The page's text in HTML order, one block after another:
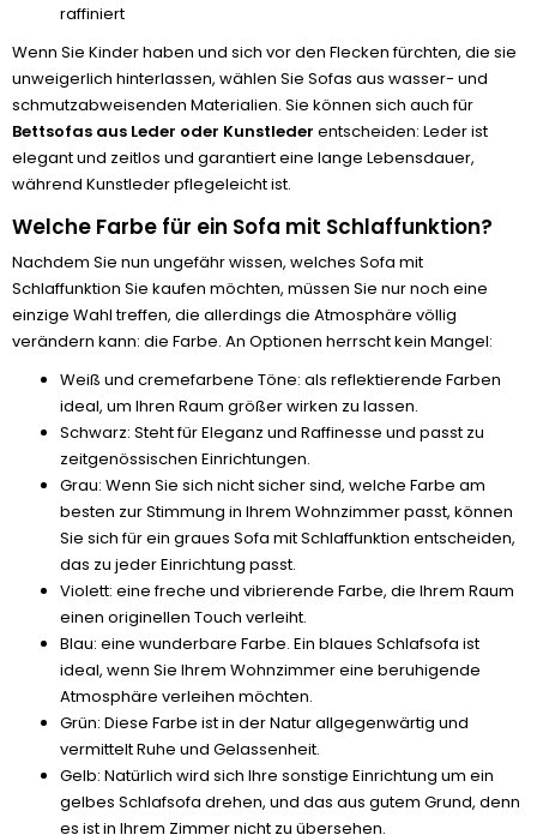
raffiniert
Wenn Sie Kinder haben und sich vor den Flecken fürchten, die sie
unweigerlich hinterlassen, wählen Sie Sofas aus wasser- und
schmutzabweisenden Materialien. Sie können sich auch für
Bettsofas aus Leder oder Kunstleder entscheiden: Leder ist
elegant und zeitlos und garantiert eine lange Lebensdauer,
während Kunstleder pflegeleicht ist.
Welche Farbe für ein Sofa mit Schlaffunktion?
Nachdem Sie nun ungefähr wissen, welches Sofa mit
Schlaffunktion Sie kaufen möchten, müssen Sie nur noch eine
einzige Wahl treffen, die allerdings die Atmosphäre völlig
verändern kann: die Farbe. An Optionen herrscht kein Mangel:
Weiß und cremefarbene Töne: als reflektierende Farben
ideal, um Ihren Raum größer wirken zu lassen.
Schwarz: Steht für Eleganz und Raffinesse und passt zu
zeitgenössischen Einrichtungen.
Grau: Wenn Sie sich nicht sicher sind, welche Farbe am
besten zur Stimmung in Ihrem Wohnzimmer passt, können
Sie sich für ein graues Sofa mit Schlaffunktion entscheiden,
das zu jeder Einrichtung passt.
Violett: eine freche und vibrierende Farbe, die Ihrem Raum
einen originellen Touch verleiht.
Blau: eine wunderbare Farbe. Ein blaues Schlafsofa ist
ideal, wenn Sie Ihrem Wohnzimmer eine beruhigende
Atmosphäre verleihen möchten.
Grün: Diese Farbe ist in der Natur allgegenwärtig und
vermittelt Ruhe und Gelassenheit.
Gelb: Natürlich wird sich Ihre sonstige Einrichtung um ein
gelbes Schlafsofa drehen, und das aus gutem Grund, denn
es ist in Ihrem Zimmer nicht zu übersehen.